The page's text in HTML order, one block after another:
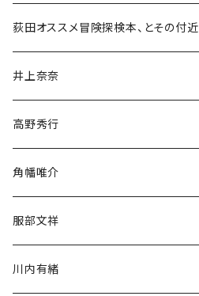
和書
文学・小説・物語
随筆・ノンフィクション・その他
荻田オススメ冒険探検本、とその付近
井上奈奈
高野秀行
角幡唯介
服部文祥
川内有緒